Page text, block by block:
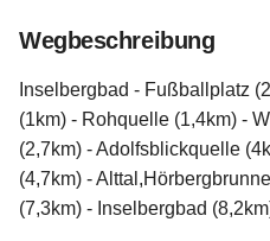
Wegbeschreibung
Inselbergbad - Fußballplatz
(1km) - Rohquelle (1,4km) -
(2,7km) - Adolfsblickquelle
(4,7km) -
(7,3km) - Inselbergbad